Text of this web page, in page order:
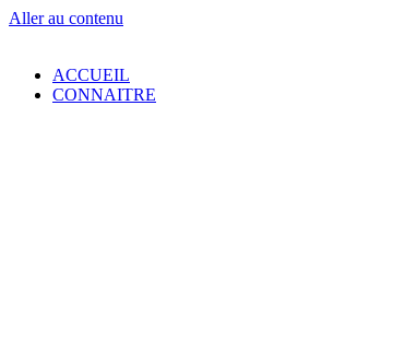
Aller au contenu
ACCUEIL
CONNAITRE